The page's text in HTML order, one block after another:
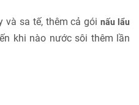
và sa tế, thêm cả góinấu lẩu
khi nào nước sôi thêm lần